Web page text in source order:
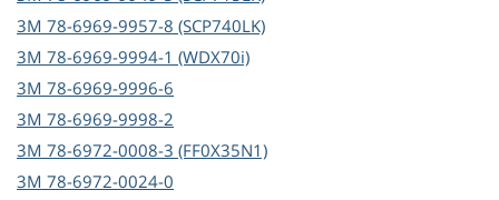
3M 78-6969-9957-8 (SCP740LK)
3M 78-6969-9994-1 (WDX70i)
3M 78-6969-9996-6
3M 78-6969-9998-2
3M 78-6972-0008-3 (FF0X35N1)
3M 78-6972-0024-0